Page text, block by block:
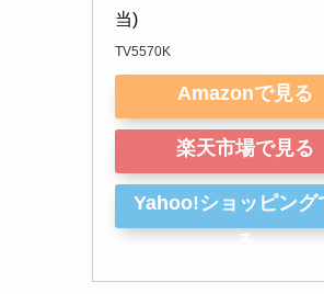
当)
TV5570K
Amazonで見る
楽天市場で見る
Yahoo!ショッピング